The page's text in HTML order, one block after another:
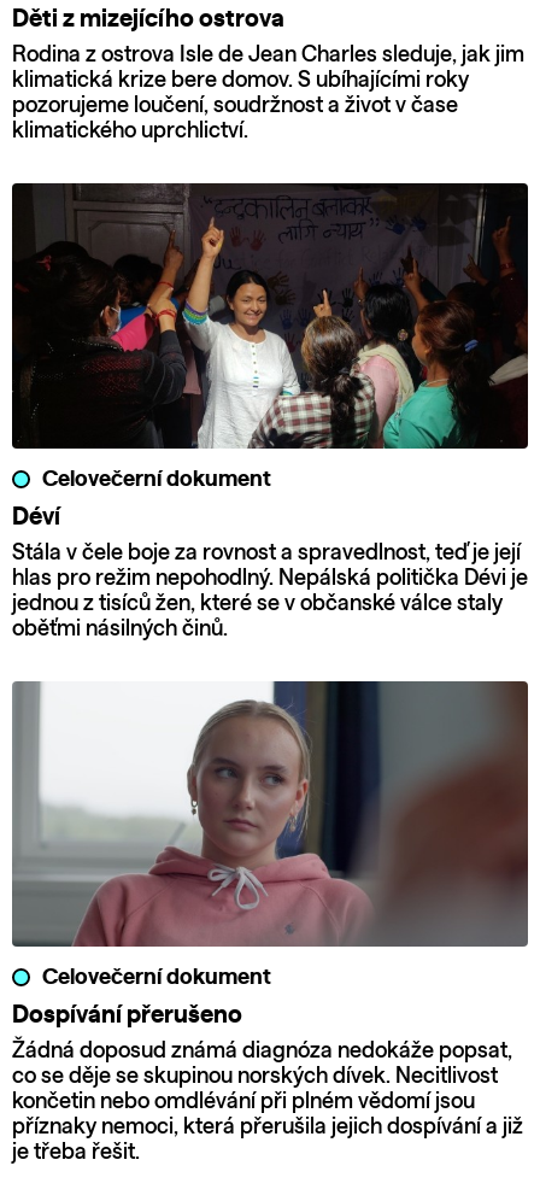
Děti z mizejícího ostrova
Rodina z ostrova Isle de Jean Charles sleduje, jak jim
klimatická krize bere domov. S ubíhajícími roky
pozorujeme loučení, soudržnost a život v čase
klimatického uprchlictví.
Celovečerní dokument
Déví
Stála v čele boje za rovnost a spravedlnost, teď je její
hlas pro režim nepohodlný. Nepálská politička Dévi je
jednou z tisíců žen, které se v občanské válce staly
oběťmi násilných činů.
Celovečerní dokument
Dospívání přerušeno
Žádná doposud známá diagnóza nedokáže popsat,
co se děje se skupinou norských dívek. Necitlivost
končetin nebo omdlévání při plném vědomí jsou
příznaky nemoci, která přerušila jejich dospívání a již
je třeba řešit.